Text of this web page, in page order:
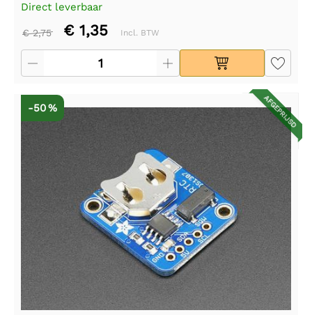
Direct leverbaar
€ 2,75 € 1,35 Incl. BTW
AFGEPRIJSD
-50 %